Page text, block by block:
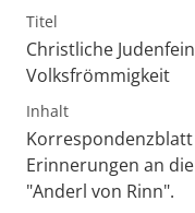
Titel
Christliche
Volksfrömmigkeit
Inhalt
Erinnerungen an
"Anderl von Rinn".